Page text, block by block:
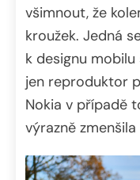
všimnout, že
kroužek. Jedná
k designu
jen reproduktor
Nokia v případě
výrazně